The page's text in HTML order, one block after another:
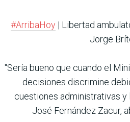
#ArribaHoy| Libertad
Jorge
"Sería bueno que cuando el
decisiones discrimine
cuestiones administrativas y
José Fernández Zacur,